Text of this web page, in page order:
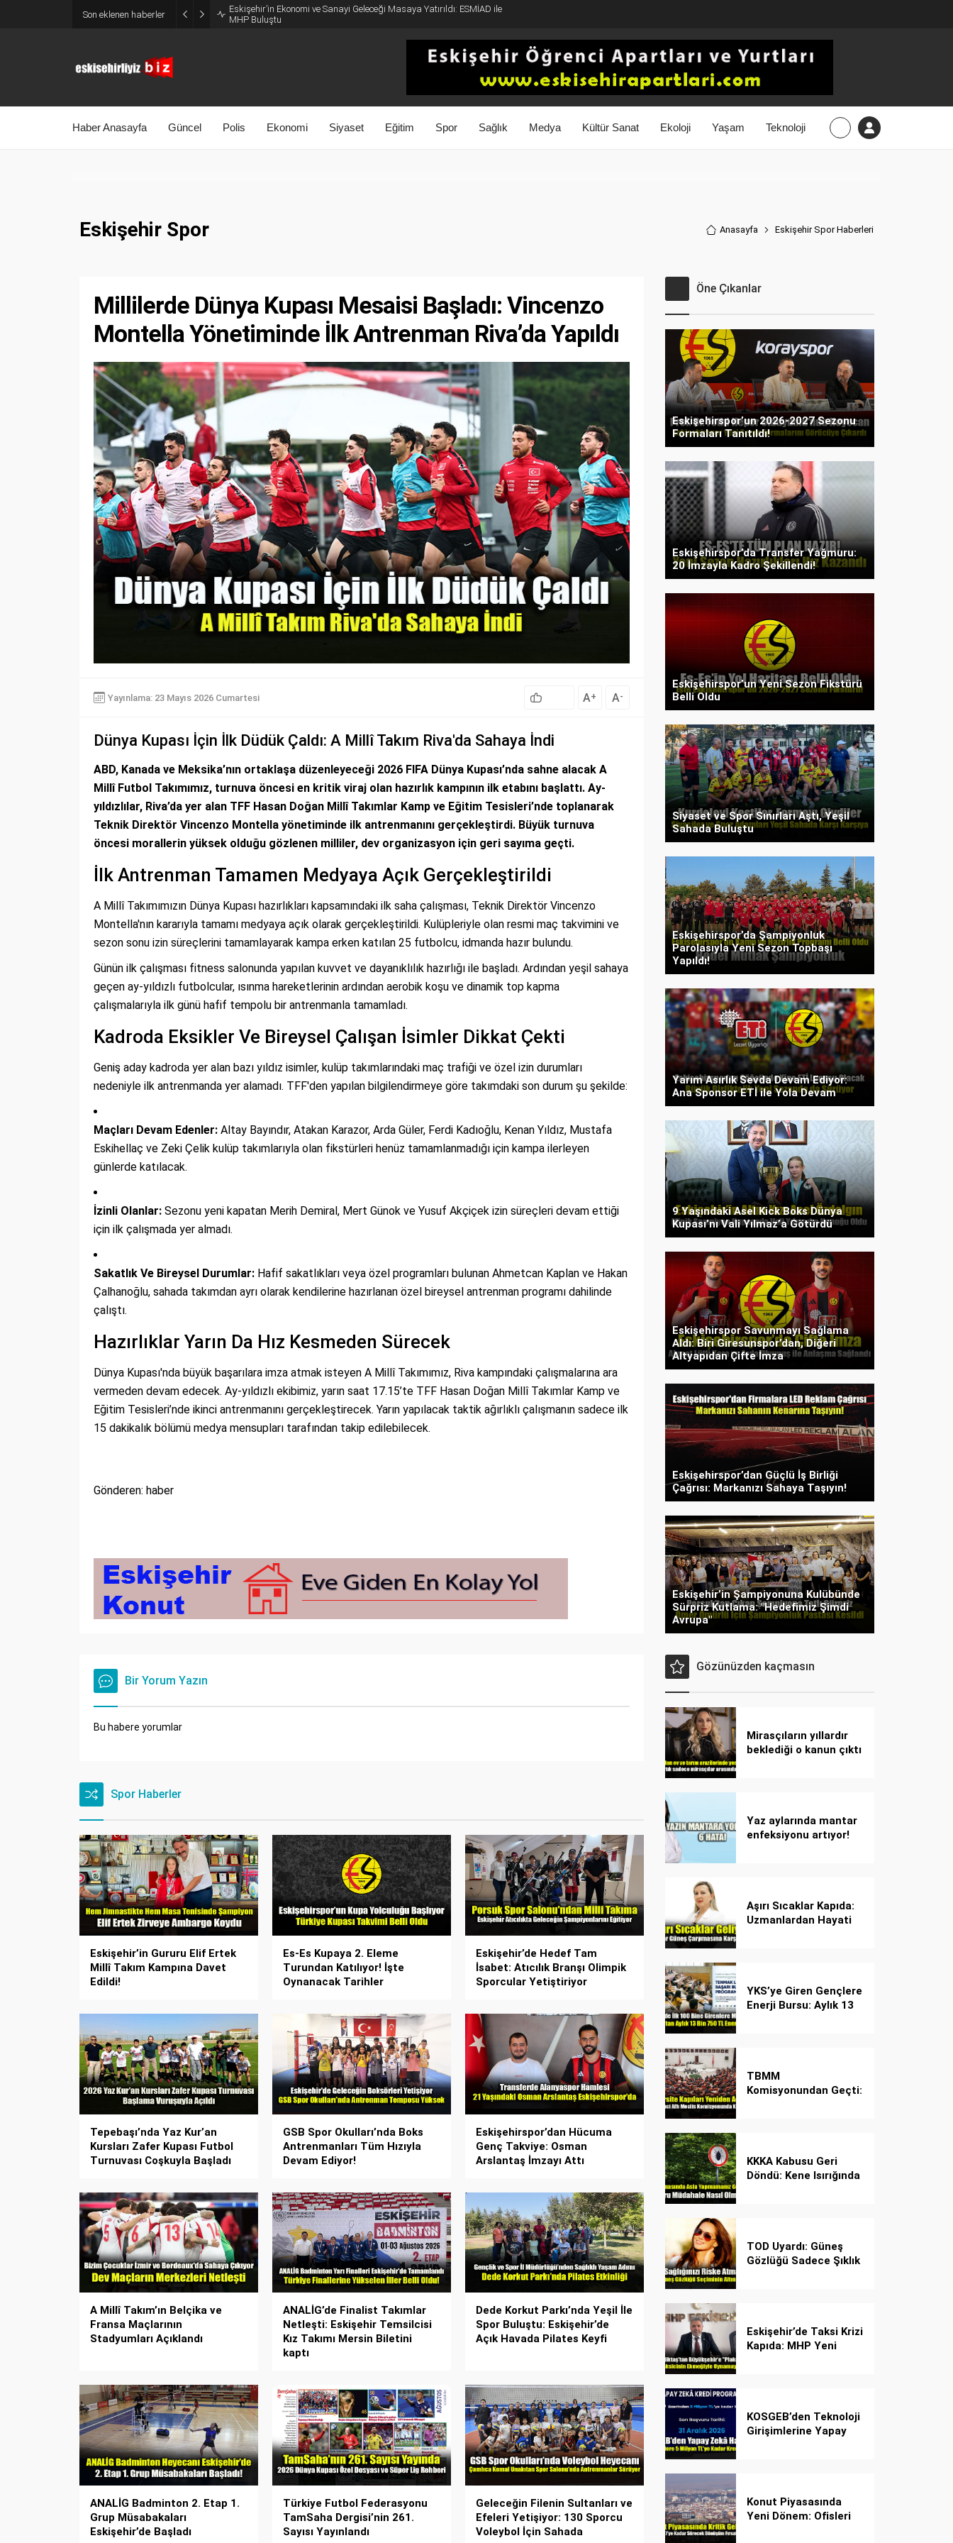
Son eklenen haberler
Belçika’dan Eskişehir’e Ticaret Köprüsü: Belediye Başkanı Emir Kır
MÜSİAD’ı Ziyaret Etti
Haber Anasayfa Güncel Polis Ekonomi Siyaset Eğitim Spor Sağlık Medya Kültür Sanat Ekoloji Yaşam Teknoloji
Eskişehir Spor Anasayfa Eskişehir Spor Haberleri
Millilerde Dünya Kupası Mesaisi Başladı: Vincenzo
Montella Yönetiminde İlk Antrenman Riva’da Yapıldı
Yayınlama: 23 Mayıs 2026 Cumartesi A+ A-
Dünya Kupası İçin İlk Düdük Çaldı: A Millî Takım Riva'da Sahaya İndi
ABD, Kanada ve Meksika’nın ortaklaşa düzenleyeceği 2026 FIFA Dünya Kupası’nda sahne alacak A
Millî Futbol Takımımız, turnuva öncesi en kritik viraj olan hazırlık kampının ilk etabını başlattı. Ay-
yıldızlılar, Riva’da yer alan TFF Hasan Doğan Millî Takımlar Kamp ve Eğitim Tesisleri’nde toplanarak
Teknik Direktör Vincenzo Montella yönetiminde ilk antrenmanını gerçekleştirdi. Büyük turnuva
öncesi morallerin yüksek olduğu gözlenen milliler, dev organizasyon için geri sayıma geçti.
İlk Antrenman Tamamen Medyaya Açık Gerçekleştirildi
A Millî Takımımızın Dünya Kupası hazırlıkları kapsamındaki ilk saha çalışması, Teknik Direktör Vincenzo
Montella'nın kararıyla tamamı medyaya açık olarak gerçekleştirildi. Kulüpleriyle olan resmi maç takvimini ve
sezon sonu izin süreçlerini tamamlayarak kampa erken katılan 25 futbolcu, idmanda hazır bulundu.
Günün ilk çalışması fitness salonunda yapılan kuvvet ve dayanıklılık hazırlığı ile başladı. Ardından yeşil sahaya
geçen ay-yıldızlı futbolcular, ısınma hareketlerinin ardından aerobik koşu ve dinamik top kapma
çalışmalarıyla ilk günü hafif tempolu bir antrenmanla tamamladı.
Kadroda Eksikler Ve Bireysel Çalışan İsimler Dikkat Çekti
Geniş aday kadroda yer alan bazı yıldız isimler, kulüp takımlarındaki maç trafiği ve özel izin durumları
nedeniyle ilk antrenmanda yer alamadı. TFF'den yapılan bilgilendirmeye göre takımdaki son durum şu şekilde:
Maçları Devam Edenler: Altay Bayındır, Atakan Karazor, Arda Güler, Ferdi Kadıoğlu, Kenan Yıldız, Mustafa
Eskihellaç ve Zeki Çelik kulüp takımlarıyla olan fikstürleri henüz tamamlanmadığı için kampa ilerleyen
günlerde katılacak.
İzinli Olanlar: Sezonu yeni kapatan Merih Demiral, Mert Günok ve Yusuf Akçiçek izin süreçleri devam ettiği
için ilk çalışmada yer almadı.
Sakatlık Ve Bireysel Durumlar: Hafif sakatlıkları veya özel programları bulunan Ahmetcan Kaplan ve Hakan
Çalhanoğlu, sahada takımdan ayrı olarak kendilerine hazırlanan özel bireysel antrenman programı dahilinde
çalıştı.
Hazırlıklar Yarın Da Hız Kesmeden Sürecek
Dünya Kupası'nda büyük başarılara imza atmak isteyen A Millî Takımımız, Riva kampındaki çalışmalarına ara
vermeden devam edecek. Ay-yıldızlı ekibimiz, yarın saat 17.15’te TFF Hasan Doğan Millî Takımlar Kamp ve
Eğitim Tesisleri’nde ikinci antrenmanını gerçekleştirecek. Yarın yapılacak taktik ağırlıklı çalışmanın sadece ilk
15 dakikalık bölümü medya mensupları tarafından takip edilebilecek.
Gönderen: haber
Bir Yorum Yazın
Bu habere yorumlar
Spor Haberler
Eskişehir’in Gururu Elif Ertek
Millî Takım Kampına Davet
Edildi!
Es-Es Kupaya 2. Eleme
Turundan Katılıyor! İşte
Oynanacak Tarihler
Eskişehir’de Hedef Tam
İsabet: Atıcılık Branşı Olimpik
Sporcular Yetiştiriyor
Tepebaşı’nda Yaz Kur’an
Kursları Zafer Kupası Futbol
Turnuvası Coşkuyla Başladı
GSB Spor Okulları’nda Boks
Antrenmanları Tüm Hızıyla
Devam Ediyor!
Eskişehirspor’dan Hücuma
Genç Takviye: Osman
Arslantaş İmzayı Attı
A Millî Takım’ın Belçika ve
Fransa Maçlarının
Stadyumları Açıklandı
ANALİG’de Finalist Takımlar
Netleşti: Eskişehir Temsilcisi
Kız Takımı Mersin Biletini
kaptı
Dede Korkut Parkı’nda Yeşil İle
Spor Buluştu: Eskişehir’de
Açık Havada Pilates Keyfi
ANALİG Badminton 2. Etap 1.
Grup Müsabakaları
Eskişehir’de Başladı
Türkiye Futbol Federasyonu
TamSaha Dergisi’nin 261.
Sayısı Yayınlandı
Geleceğin Filenin Sultanları ve
Efeleri Yetişiyor: 130 Sporcu
Voleybol İçin Sahada
Öne Çıkanlar
Eskişehirspor’un 2026-2027 Sezonu
Formaları Tanıtıldı!
Eskişehirspor’da Transfer Yağmuru:
20 İmzayla Kadro Şekillendi!
Eskişehirspor’un Yeni Sezon Fikstürü
Belli Oldu
Siyaset ve Spor Sınırları Aştı, Yeşil
Sahada Buluştu
Eskişehirspor’da Şampiyonluk
Parolasıyla Yeni Sezon Topbaşı
Yapıldı!
Yarım Asırlık Sevda Devam Ediyor:
Ana Sponsor ETİ ile Yola Devam
9 Yaşındaki Asel Kick Boks Dünya
Kupası’nı Vali Yılmaz’a Götürdü
Eskişehirspor Savunmayı Sağlama
Aldı: Biri Giresunspor’dan, Diğeri
Altyapıdan Çifte İmza
Eskişehirspor’dan Güçlü İş Birliği
Çağrısı: Markanızı Sahaya Taşıyın!
Eskişehir’in Şampiyonuna Kulübünde
Sürpriz Kutlama: "Hedefimiz Şimdi
Avrupa"
Gözünüzden kaçmasın
Mirasçıların yıllardır
beklediği o kanun çıktı
Yaz aylarında mantar
enfeksiyonu artıyor!
Aşırı Sıcaklar Kapıda:
Uzmanlardan Hayati
YKS’ye Giren Gençlere
Enerji Bursu: Aylık 13
TBMM
Komisyonundan Geçti:
KKKA Kabusu Geri
Döndü: Kene Isırığında
TOD Uyardı: Güneş
Gözlüğü Sadece Şıklık
Eskişehir’de Taksi Krizi
Kapıda: MHP Yeni
KOSGEB’den Teknoloji
Girişimlerine Yapay
Konut Piyasasında
Yeni Dönem: Ofisleri